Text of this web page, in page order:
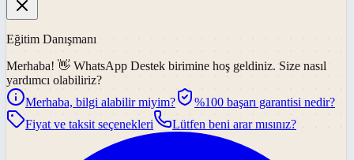
Eğitim Danışmanı
Merhaba! 👋 WhatsApp Destek birimine hoş geldiniz. Size nasıl
yardımcı olabiliriz?
Merhaba, bilgi alabilir miyim?
%100 başarı garantisi nedir?
Fiyat ve taksit seçenekleri
Lütfen beni arar mısınız?